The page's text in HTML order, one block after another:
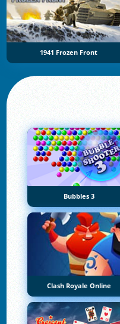
1941 Frozen Front
Bubbles 3
Clash Royale Online